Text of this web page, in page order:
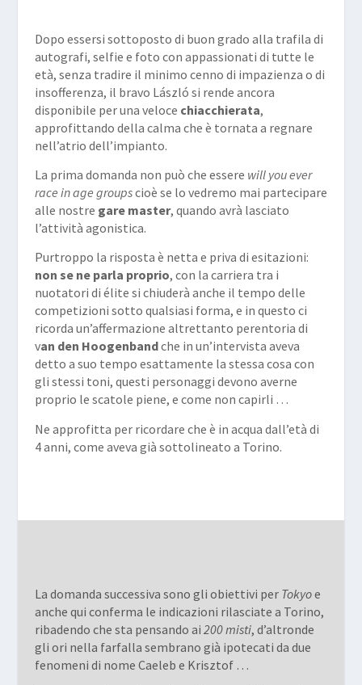
Dopo essersi sottoposto di buon grado alla trafila di
autografi, selfie e foto con appassionati di tutte le
età, senza tradire il minimo cenno di impazienza o di
insofferenza, il bravo László si rende ancora
disponibile per una veloce chiacchierata,
approfittando della calma che è tornata a regnare
nell’atrio dell’impianto.
La prima domanda non può che essere will you ever
race in age groupscioè se lo vedremo mai partecipare
alle nostre gare master, quando avrà lasciato
l’attività agonistica.
Purtroppo la risposta è netta e priva di esitazioni:
non se ne parla proprio, con la carriera tra i
nuotatori di élite si chiuderà anche il tempo delle
competizioni sotto qualsiasi forma, e in questo ci
ricorda un’affermazione altrettanto perentoria di
van den Hoogenbandche in un’intervista aveva
detto a suo tempo esattamente la stessa cosa con
gli stessi toni, questi personaggi devono averne
proprio le scatole piene, e come non capirli …
Ne approfitta per ricordare che è in acqua dall’età di
4 anni, come aveva già sottolineato a Torino.
La domanda successiva sono gli obiettivi per Tokyoe
anche qui conferma le indicazioni rilasciate a Torino,
ribadendo che sta pensando ai 200 misti, d’altronde
gli ori nella farfalla sembrano già ipotecati da due
fenomeni di nome Caeleb e Krisztof …